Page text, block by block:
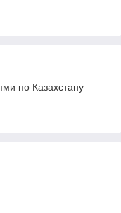
по Казахстану